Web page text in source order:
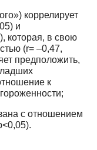
коррелирует
и
которая, в свою
(r= –0,47,
предположить,
к
с отношением